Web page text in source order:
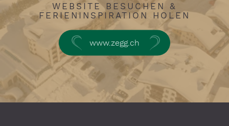
WEBSITE BESUCHEN &
FERIENINSPIRATION HOLEN
www.zegg.ch